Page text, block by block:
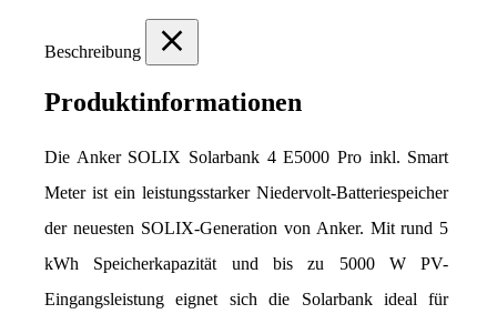
Beschreibung
Produktinformationen
Die Anker SOLIX Solarbank 4 E5000 Pro inkl. Smart
Meter ist ein leistungsstarker Niedervolt-Batteriespeicher
der neuesten SOLIX-Generation von Anker. Mit rund 5
kWh Speicherkapazität und bis zu 5000 W PV-
Eingangsleistung eignet sich die Solarbank ideal für